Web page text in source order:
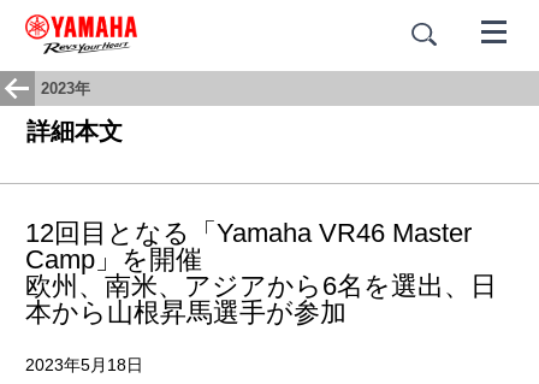
2023年
詳細本文
12回目となる「Yamaha VR46 Master
Camp」を開催
欧州、南米、アジアから6名を選出、日
本から山根昇馬選手が参加
2023年5月18日